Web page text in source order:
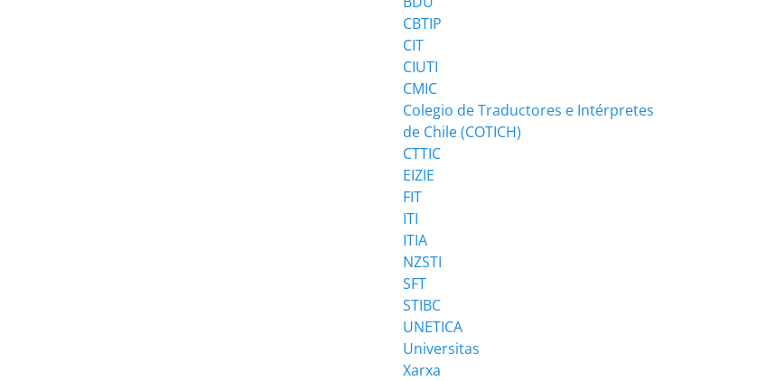
CBTIP
CIT
CIUTI
CMIC
Colegio de Traductores e Intérpretes
de Chile (COTICH)
CTTIC
EIZIE
FIT
ITI
ITIA
NZSTI
SFT
STIBC
UNETICA
Universitas
Xarxa